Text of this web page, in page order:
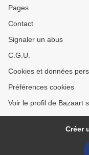
Pages
Contact
Signaler un abus
C.G.U.
Cookies et données
Préférences cookies
Voir le profil de Bazaart
Créer